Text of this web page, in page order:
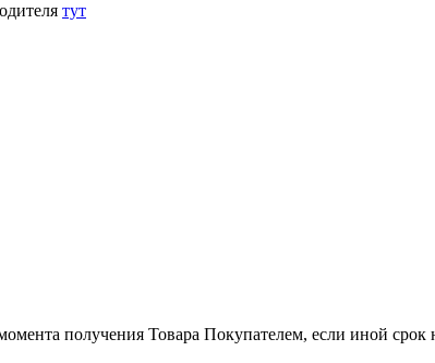
тут
получения Товара Покупателем, если иной срок